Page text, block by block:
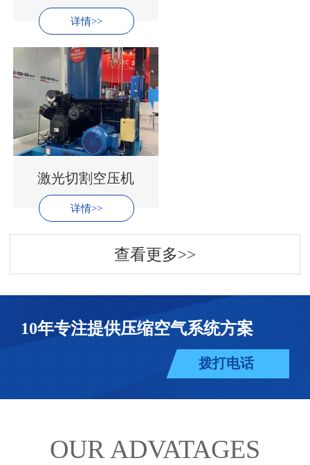
详情>>
激光切割空压机
详情>>
查看更多>>
10年专注提供压缩空气系统方案
拨打电话
OUR ADVATAGES